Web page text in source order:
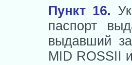
Пункт 16.
паспорт
выдавший
MID ROSSII